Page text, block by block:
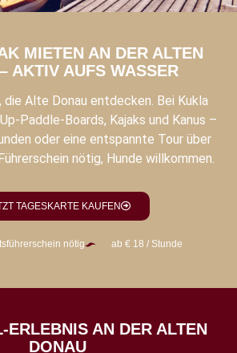
MIETEN AN DER ALTEN
AKTIV AUFS WASSER
die Alte Donau entdecken. Bei Kukla
Paddle-Boards, Kajaks und Kanus –
oder eine entspannte Tour über
nötig, Hunde willkommen.
TAGESKARTE KAUFEN
nötig ab € 18 / Stunde
ERLEBNIS AN DER ALTEN
DONAU